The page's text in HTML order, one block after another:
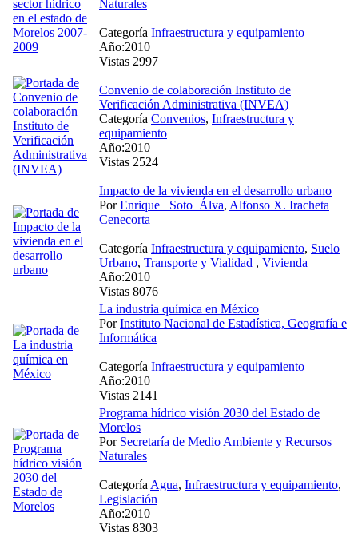
Naturales
Categoría Infraestructura y equipamiento
Año:2010
Vistas 2997
Convenio de colaboración Instituto de
Verificación Administrativa (INVEA)
Categoría Convenios, Infraestructura y
equipamiento
Año:2010
Vistas 2524
Impacto de la vivienda en el desarrollo urbano
PorEnrique_ Soto_Álva, Alfonso X. Iracheta
Cenecorta
Categoría Infraestructura y equipamiento, Suelo
Urbano, Transporte y Vialidad , Vivienda
Año:2010
Vistas 8076
La industria química en México
PorInstituto Nacional de Estadística, Geografía e
Informática
Categoría Infraestructura y equipamiento
Año:2010
Vistas 2141
Programa hídrico visión 2030 del Estado de
Morelos
Por Secretaría de Medio Ambiente y Recursos
Naturales
Categoría Agua, Infraestructura y equipamiento,
Legislación
Año:2010
Vistas 8303